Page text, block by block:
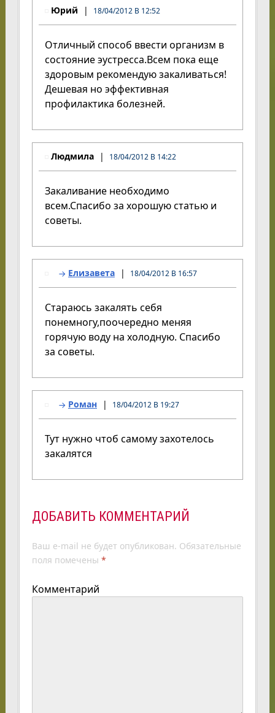
Юрий 18/04/2012 В 12:52
Отличный способ ввести организм в
состояние эустресса.Всем пока еще
здоровым рекомендую закаливаться!
Дешевая но эффективная
профилактика болезней.
Людмила 18/04/2012 В 14:22
Закаливание необходимо
всем.Спасибо за хорошую статью и
советы.
Елизавета 18/04/2012 В 16:57
Стараюсь закалять себя
понемногу,поочередно меняя
горячую воду на холодную. Спасибо
за советы.
Роман 18/04/2012 В 19:27
Тут нужно чтоб самому захотелось
закалятся
ДОБАВИТЬ КОММЕНТАРИЙ
Ваш e-mail не будет опубликован. Обязательные
поля помечены *
Комментарий